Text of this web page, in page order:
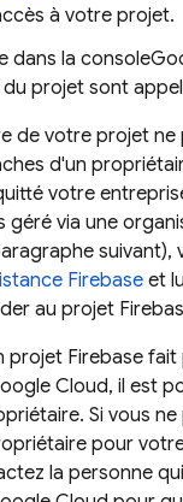
à votre projet.
dans la console
projet sont
de votre projet ne
d'un
votre
géré via une
suivant),
Firebase et
au projet
projet Firebase
Cloud, il est
Si vous
pour
la personne